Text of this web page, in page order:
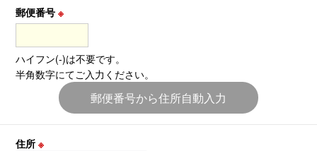
郵便番号※
ハイフン(-)は不要です。
半角数字にてご入力ください。
郵便番号から住所自動入力
住所※